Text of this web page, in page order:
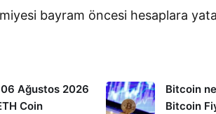
bayram öncesi hesaplara
Ağustos 2026
Coin
Bitcoin
Bitcoin